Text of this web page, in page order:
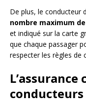
De plus, le conducteur
nombre maximum
et indiqué sur la carte
que chaque passager
respecter les règles de
conducteurs